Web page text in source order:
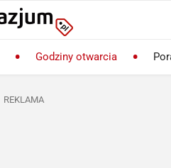
Godziny otwarcia
REKLAMA